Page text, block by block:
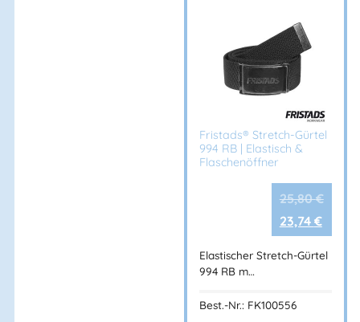
Fristads® Stretch-Gürtel
994 RB | Elastisch &
Flaschenöffner
25,80€
23,74 €
Elastischer Stretch-Gürtel
994 RB m…
Best.-Nr.: FK100556